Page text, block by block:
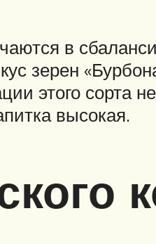
в
зерен
этого сорта
высокая.